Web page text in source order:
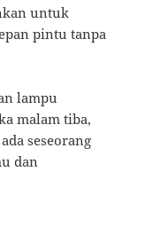
untuk
pintu tanpa
lampu
malam tiba,
seseorang
dan